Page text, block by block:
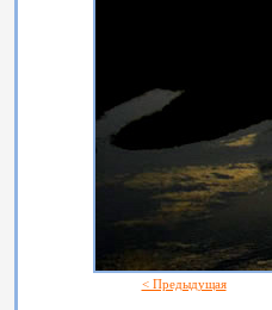
< Предыдущая